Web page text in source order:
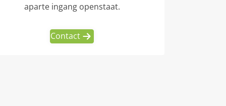
aparte ingang openstaat.
Contact